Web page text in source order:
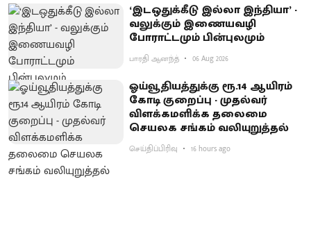
‘இடஒதுக்கீடு இல்லா இந்தியா’ -
வலுக்கும் இணையவழி
போராட்டமும் பின்புலமும்
பாரதி ஆனந்த் 06 Aug 2026
ஓய்வூதியத்துக்கு ரூ.14 ஆயிரம்
கோடி குறைப்பு - முதல்வர்
விளக்கமளிக்க தலைமை
செயலக சங்கம் வலியுறுத்தல்
செய்திப்பிரிவு 16 hours ago